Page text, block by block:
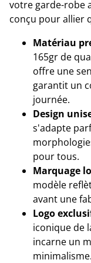
votre garde-robe
conçu pour allier
Matériau
165gr de
offre une
garantit un
journée.
Design
s'adapte
pour tous.
Marquage
modèle
avant une
Logo
iconique de
incarne un
minimalisme.